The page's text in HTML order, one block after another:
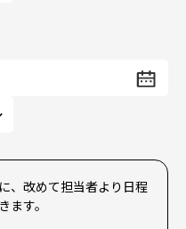
、改めて担当者より日程
ます。